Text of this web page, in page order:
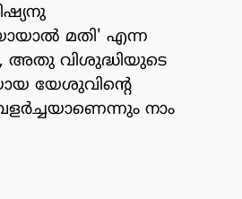
മതി' എന്ന
അതു വിശുദ്ധിയുടെ
യേശുവിന്റെ
നാം